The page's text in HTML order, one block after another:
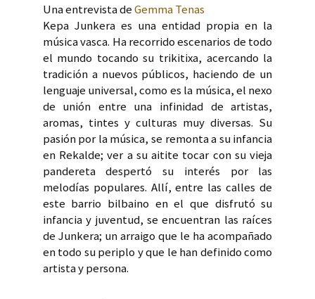
Una entrevista deGemma Tenas
Kepa Junkera es una entidad propia en la
música vasca. Ha recorrido escenarios de todo
el mundo tocando su trikitixa, acercando la
tradición a nuevos públicos, haciendo de un
lenguaje universal, como es la música, el nexo
de unión entre una infinidad de artistas,
aromas, tintes y culturas muy diversas. Su
pasión por la música, se remonta a su infancia
en Rekalde; ver a su aitite tocar con su vieja
pandereta despertó su interés por las
melodías populares. Allí, entre las calles de
este barrio bilbaino en el que disfrutó su
infancia y juventud, se encuentran las raíces
de Junkera; un arraigo que le ha acompañado
en todo su periplo y que le han definido como
artista y persona.